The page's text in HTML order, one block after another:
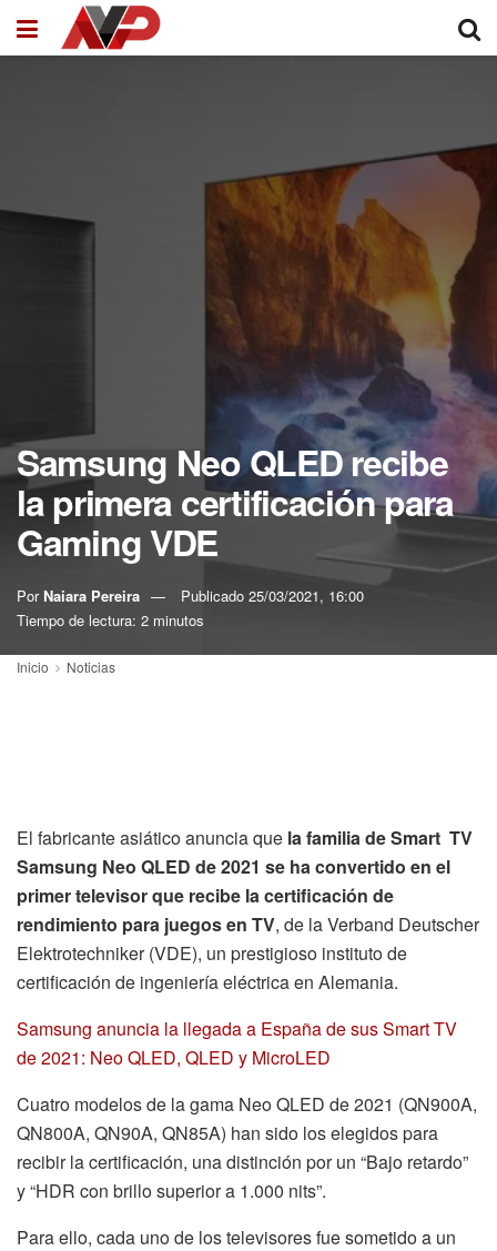
Samsung Neo QLED recibe
la primera certificación para
Gaming VDE
Por Naiara Pereira Publicado 25/03/2021, 16:00
Tiempo de lectura: 2 minutos
Inicio Noticias
El fabricante asiático anuncia que la familia de Smart TV
Samsung Neo QLED de 2021 se ha convertido en el
primer televisor que recibe la certificación de
rendimiento para juegos en TV, de la Verband Deutscher
Elektrotechniker (VDE), un prestigioso instituto de
certificación de ingeniería eléctrica en Alemania.
Samsung anuncia la llegada a España de sus Smart TV
de 2021: Neo QLED, QLED y MicroLED
Cuatro modelos de la gama Neo QLED de 2021 (QN900A,
QN800A, QN90A, QN85A) han sido los elegidos para
recibir la certificación, una distinción por un “Bajo retardo”
y “HDR con brillo superior a 1.000 nits”.
Para ello, cada uno de los televisores fue sometido a un